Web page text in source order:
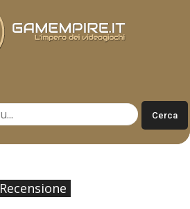
Recensione